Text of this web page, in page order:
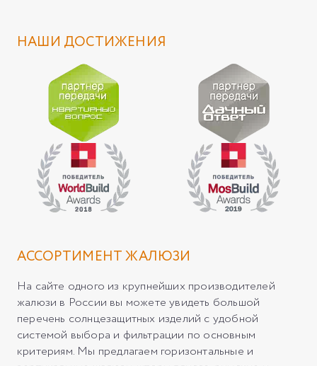
НАШИ ДОСТИЖЕНИЯ
АССОРТИМЕНТ ЖАЛЮЗИ
На сайте одного из крупнейших производителей
жалюзи в России вы можете увидеть большой
перечень солнцезащитных изделий с удобной
системой выбора и фильтрации по основным
критериям. Мы предлагаем горизонтальные и